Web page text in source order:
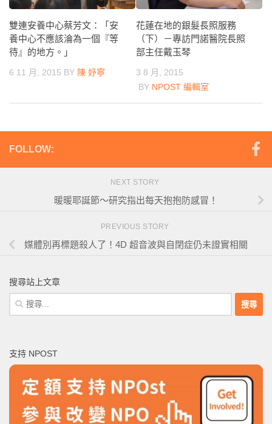
雙連安養中心蔡芳文：「安
養中心不應該淪為一個『等
待』的地方。」
6 11 月, 2015 BY 陳 妤寧
花蓮在地的銀髮長照服務
（下）－專訪門諾醫院長照
部主任戴玉琴
3 8 月, 2015
BY NPOST 編輯室
FOLLOW:
NEXT STORY
暖暖耶誕節～研究指出每天抱抱防感冒！
PREVIOUS STORY
媒體別再標題殺人了！4D 超音波與自閉症仍未證實相關
搜尋站上文章
搜
尋
字:
支持 NPOST